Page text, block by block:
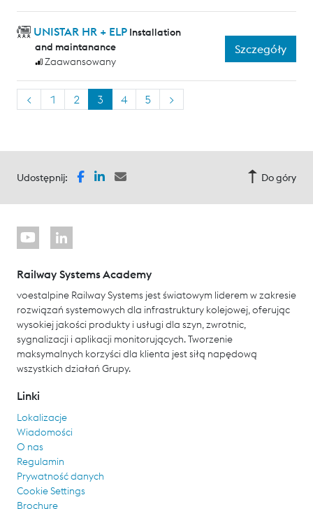
UNISTAR HR + ELP Installation
and maintanance
Zaawansowany
Szczegóły
< 1 2 3 4 5 >
Udostępnij: Do góry
Railway Systems Academy
voestalpine Railway Systems jest światowym liderem w zakresie
rozwiązań systemowych dla infrastruktury kolejowej, oferując
wysokiej jakości produkty i usługi dla szyn, zwrotnic,
sygnalizacji i aplikacji monitorujących. Tworzenie
maksymalnych korzyści dla klienta jest siłą napędową
wszystkich działań Grupy.
Linki
Lokalizacje
Wiadomości
O nas
Regulamin
Prywatność danych
Cookie Settings
Brochure